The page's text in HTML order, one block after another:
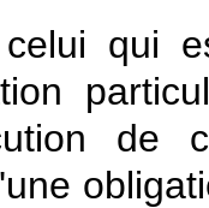
qui
de